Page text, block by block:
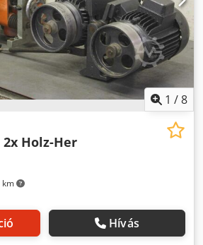
1 /8
km
Holz-Her
Hívás